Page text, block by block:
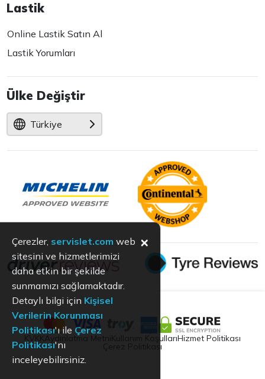
Lastik
Online Lastik Satın Al
Lastik Yorumları
Ülke Değiştir
Türkiye
Aydınlatma Metni Kullanım KoşullarıHizmet Politikası
Çerez Politikası
Çerezler, servislet.com web
sitesini ve hizmetlerimizi
daha etkin bir şekilde
sunmamızı sağlamaktadır.
Detaylı bilgi için Kişisel
Verilerin Korunması
Politikası'ı ile Çerez
Politikası'nı
inceleyebilirsiniz.
×